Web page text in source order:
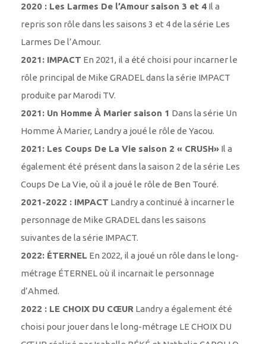
2020 : Les Larmes De l’Amour saison 3 et 4 Il a
repris son rôle dans les saisons 3 et 4 de la série Les
Larmes De l’Amour.
2021: IMPACT En 2021, il a été choisi pour incarner le
rôle principal de Mike GRADEL dans la série IMPACT
produite par Marodi TV.
2021: Un Homme À Marier saison 1 Dans la série Un
Homme À Marier, Landry a joué le rôle de Yacou.
2021: Les Coups De La Vie saison 2 « CRUSH» Il a
également été présent dans la saison 2 de la série Les
Coups De La Vie, où il a joué le rôle de Ben Touré.
2021-2022 : IMPACT Landry a continué à incarner le
personnage de Mike GRADEL dans les saisons
suivantes de la série IMPACT.
2022: ÉTERNEL En 2022, il a joué un rôle dans le long-
métrage ÉTERNEL où il incarnait le personnage
d’Ahmed.
2022 : LE CHOIX DU CŒUR Landry a également été
choisi pour jouer dans le long-métrage LE CHOIX DU